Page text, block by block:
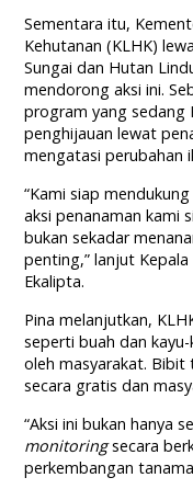
Sementara itu,
Kehutanan (KLHK)
Sungai dan Hutan
mendorong aksi ini.
program yang sedang
penghijauan lewat
mengatasi perubahan
“Kami siap
aksi penanaman kami
bukan sekadar
penting,” lanjut Kepala
Ekalipta.
Pina melanjutkan,
seperti buah dan
oleh masyarakat. Bibit
secara gratis dan
“Aksi ini bukan hanya
monitoringsecara
perkembangan